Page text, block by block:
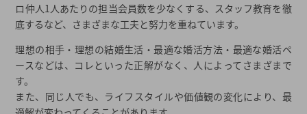
ロ仲人1人あたりの担当会員数を少なくする、スタッフ教育を徹
底するなど、さまざまな工夫と努力を重ねています。
理想の相手・理想の結婚生活・最適な婚活方法・最適な婚活ペ
ースなどは、コレといった正解がなく、人によってさまざまで
す。
また、同じ人でも、ライフスタイルや価値観の変化により、最